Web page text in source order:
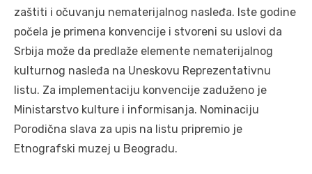
zaštiti i očuvanju nematerijalnog nasleđa. Iste godine
počela je primena konvencije i stvoreni su uslovi da
Srbija može da predlaže elemente nematerijalnog
kulturnog nasleđa na Uneskovu Reprezentativnu
listu. Za implementaciju konvencije zaduženo je
Ministarstvo kulture i informisanja. Nominaciju
Porodična slava za upis na listu pripremio je
Etnografski muzej u Beogradu.